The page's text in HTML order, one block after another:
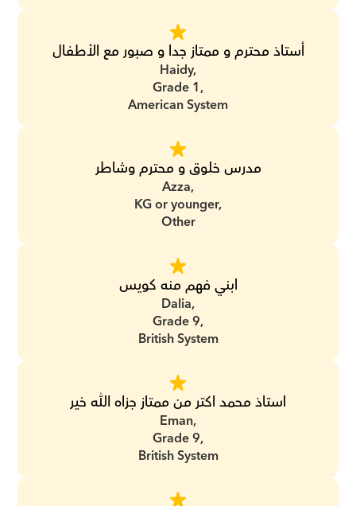
أستاذ محترم و ممتاز جدا و صبور مع الأطفال
Haidy,
Grade 1,
American System
مدرس خلوق و محترم وشاطر
Azza,
KG or younger,
Other
ابني فهم منه كويس
Dalia,
Grade 9,
British System
استاذ محمد اكتر من ممتاز جزاه الله خير
Eman,
Grade 9,
British System